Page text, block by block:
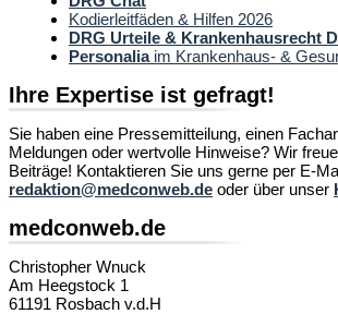
Kodierleitfäden & Hilfen 2026
DRG Urteile & Krankenhausrecht
Personaliaim Krankenhaus- &
Ihre Expertise ist gefragt!
Sie haben eine Pressemitteilung, einen
Meldungen oder wertvolle Hinweise? Wir
Beiträge! Kontaktieren Sie uns gerne per E-
redaktion@medconweb.de oder über unser
medconweb.de
Christopher Wnuck
Am Heegstock 1
61191 Rosbach v.d.H